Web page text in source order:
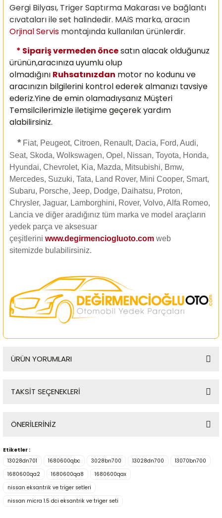
Gergi Bilyası, Triger Saptırma Makarası ve bağlantı
cıvataları ile set halindedir. MAiS marka, aracın
Orjinal Servis montajında kullanılan ürünlerdir.
* Sipariş vermeden öncesatın alacak olduğunuz
ürünün,aracınıza uyumlu olup
olmadığını Ruhsatınızdan motor no kodunu ve
aracınızın bilgilerini kontrol ederek almanızı tavsiye
ederiz.Yine de emin olamadıysanız Müşteri
Temsilcilerimizle iletişime geçerek yardım
alabilirsiniz.
* Fiat, Peugeot, Citroen, Renault, Dacia, Ford, Audi,
Seat, Skoda, Wolkswagen, Opel, Nissan, Toyota, Honda,
Hyundai, Chevrolet, Kia, Mazda, Mitsubishi, Bmw,
Mercedes, Suzuki, Tata, Land Rover, Mini Cooper, Smart,
Subaru, Porsche, Jeep, Dodge, Daihatsu, Proton,
Chrysler, Jaguar, Lamborghini, Rover, Volvo, Alfa Romeo,
Lancia ve diğer aradığınız tüm marka ve model araçların
yedek parça ve aksesuar
çeşitlerini www.degirmenciogluoto.com web
sitemizde bulabilirsiniz.
ÜRÜN YORUMLARI
TAKSİT SEÇENEKLERİ
ÖNERİLERİNİZ
Bu ürünün fiyat bilgisi, resim, ürün açıklamalarında ve diğer
konularda yetersiz gördüğünüz noktaları öneri formunu
kullanarak tarafımıza iletebilirsiniz.
Ürün resmi kalitesiz, bozuk veya görüntülenemiyor.
Etiketler :
13028dn701
1680600qbc 3028bn700 13028dn700
13070bn700
1680600qa2
1680600qa8
1680600qax
nissan eksantrik ve triger setleri
nissan micra 1.5 dci eksantrik ve triger seti